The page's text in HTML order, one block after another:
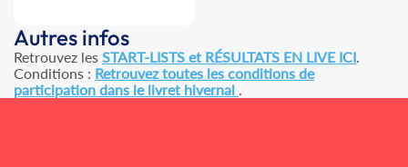
Autres infos
Retrouvez les START-LISTS et RÉSULTATS EN LIVE ICI.
Conditions : Retrouvez toutes les conditions de
participation dans le livret hivernal .